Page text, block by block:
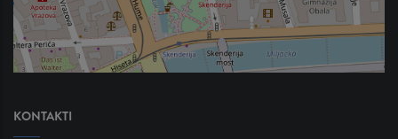
KONTAKTI